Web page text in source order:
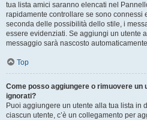
tua lista amici saranno elencati nel
rapidamente controllare se sono connessi
seconda delle possibilità dello stile, i
essere evidenziati. Se aggiungi un utente
messaggio sarà nascosto
Top
Come posso aggiungere o rimuovere un
ignorati?
Puoi aggiungere un utente alla tua lista in
ciascun utente, c’è un collegamento per